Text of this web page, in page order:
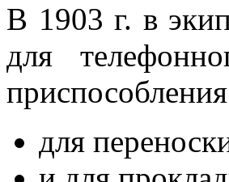
В 1903 г. в
для
для